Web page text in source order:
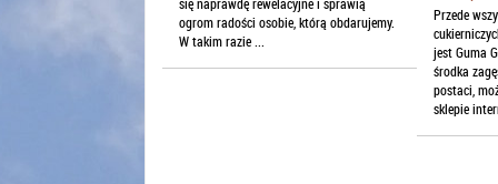
ogrom radości osobie, którą obdarujemy.
W takim razie ...
Przede
jest Guma
środka
postaci,
sklepie